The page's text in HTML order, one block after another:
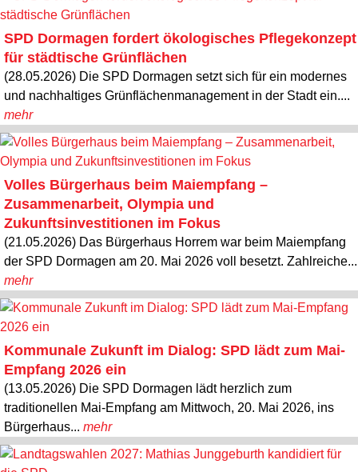
SPD Dormagen fordert ökologisches Pflegekonzept
für städtische Grünflächen
(28.05.2026) Die SPD Dormagen setzt sich für ein modernes
und nachhaltiges Grünflächenmanagement in der Stadt ein....
mehr
Volles Bürgerhaus beim Maiempfang –
Zusammenarbeit, Olympia und
Zukunftsinvestitionen im Fokus
(21.05.2026) Das Bürgerhaus Horrem war beim Maiempfang
der SPD Dormagen am 20. Mai 2026 voll besetzt. Zahlreiche...
mehr
Kommunale Zukunft im Dialog: SPD lädt zum Mai-
Empfang 2026 ein
(13.05.2026) Die SPD Dormagen lädt herzlich zum
traditionellen Mai-Empfang am Mittwoch, 20. Mai 2026, ins
Bürgerhaus... mehr